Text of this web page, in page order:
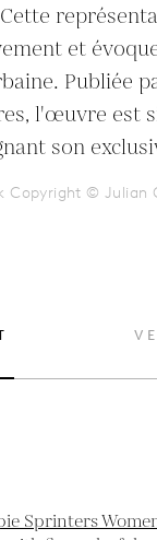
et
Publiée
l'œuvre est
son
Copyright © Julian